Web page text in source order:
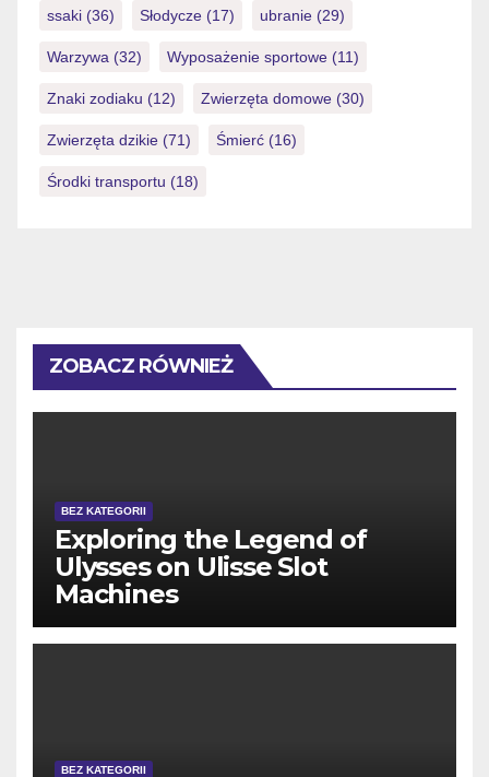
ssaki (36) Słodycze (17) ubranie (29)
Warzywa (32) Wyposażenie sportowe (11)
Znaki zodiaku (12) Zwierzęta domowe (30)
Zwierzęta dzikie (71) Śmierć (16)
Środki transportu (18)
ZOBACZ RÓWNIEŻ
BEZ KATEGORII
Exploring the Legend of
Ulysses on Ulisse Slot
Machines
BEZ KATEGORII